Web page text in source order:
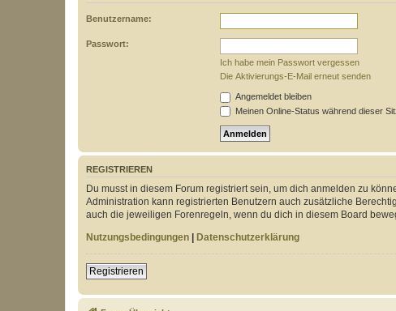
Benutzername:
Passwort:
Ich habe mein Passwort vergessen
Die Aktivierungs-E-Mail erneut senden
Angemeldet bleiben
Meinen Online-Status während dieser
REGISTRIEREN
Du musst in diesem Forum registriert sein, um dich anmelden zu
Administration kann registrierten Benutzern auch zusätzliche
auch die jeweiligen Forenregeln, wenn du dich in diesem Board
Nutzungsbedingungen | Datenschutzerklärung
Registrieren